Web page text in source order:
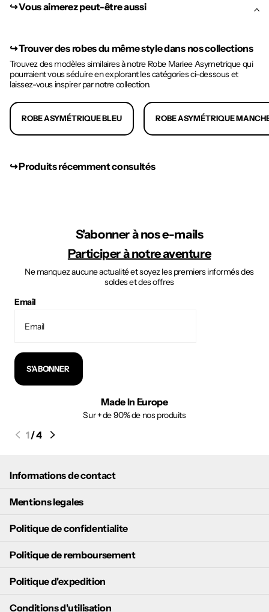
↪︎ Vous aimerez peut-être aussi
↪︎Trouver des robes du même style dans nos collections
Trouvez des modèles similaires à notre Robe Mariee Asymetrique qui
pourraient vous séduire en explorant les catégories ci-dessous et
laissez-vous inspirer par notre collection.
ROBE ASYMÉTRIQUE BLEU ROBE ASYMÉTRIQUE
↪︎ Produits récemment consultés
S'abonner à nos e-mails
Participer à notre aventure
Ne manquez aucune actualité et soyez les premiers informés des
soldes et des offres
Email
S'ABONNER
Made In Europe
Sur + de 90% de nos produits
1/4
Informations de contact
Mentions legales
Politique de confidentialite
Politique de remboursement
Politique d'expedition
Conditions d'utilisation